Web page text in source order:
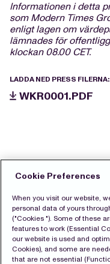
Informationen i detta
som Modern Times
enligt lagen om
lämnades för
klockan 08.00 CET.
LADDA NED PRESS FILERNA:
WKR0001.PDF
Cookie Preferences
When you visit our website,
personal data of yours
("Cookies "). Some of these
features to work (Essential
our website is used and
Cookies), and some are
that are not essential